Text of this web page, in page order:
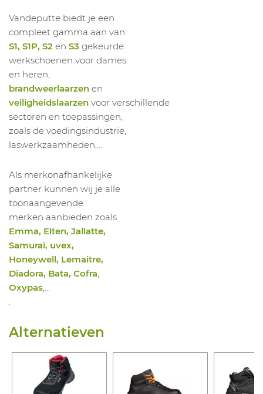
1064639014
HOGE SCHOEN BRICK S3S CI LG FO SR
Vandeputte biedt je een
compleet gamma aan van
S1, S1P, S2 en S3 gekeurde
werkschoenen voor dames
en heren,
brandweerlaarzen en
veiligheidslaarzen voor verschillende
sectoren en toepassingen,
zoals de voedingsindustrie,
laswerkzaamheden,...
Als merkonafhankelijke
partner kunnen wij je alle
toonaangevende
merken aanbieden zoals
Emma, Elten, Jallatte,
Samurai, uvex,
Honeywell, Lemaitre,
Diadora, Bata, Cofra
Oxypas
Alternatieven